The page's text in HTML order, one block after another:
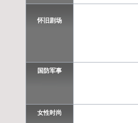
怀旧剧场
国防军事
女性时尚